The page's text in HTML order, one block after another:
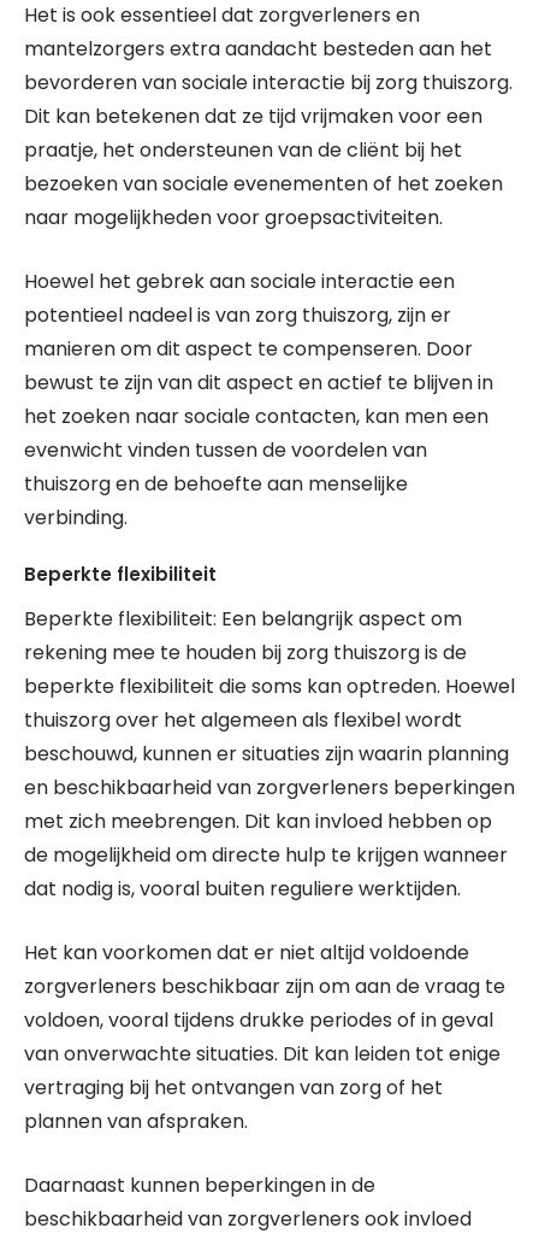
Het is ook essentieel dat zorgverleners en
mantelzorgers extra aandacht besteden aan het
bevorderen van sociale interactie bij zorg thuiszorg.
Dit kan betekenen dat ze tijd vrijmaken voor een
praatje, het ondersteunen van de cliënt bij het
bezoeken van sociale evenementen of het zoeken
naar mogelijkheden voor groepsactiviteiten.
Hoewel het gebrek aan sociale interactie een
potentieel nadeel is van zorg thuiszorg, zijn er
manieren om dit aspect te compenseren. Door
bewust te zijn van dit aspect en actief te blijven in
het zoeken naar sociale contacten, kan men een
evenwicht vinden tussen de voordelen van
thuiszorg en de behoefte aan menselijke
verbinding.
Beperkte flexibiliteit
Beperkte flexibiliteit: Een belangrijk aspect om
rekening mee te houden bij zorg thuiszorg is de
beperkte flexibiliteit die soms kan optreden. Hoewel
thuiszorg over het algemeen als flexibel wordt
beschouwd, kunnen er situaties zijn waarin planning
en beschikbaarheid van zorgverleners beperkingen
met zich meebrengen. Dit kan invloed hebben op
de mogelijkheid om directe hulp te krijgen wanneer
dat nodig is, vooral buiten reguliere werktijden.
Het kan voorkomen dat er niet altijd voldoende
zorgverleners beschikbaar zijn om aan de vraag te
voldoen, vooral tijdens drukke periodes of in geval
van onverwachte situaties. Dit kan leiden tot enige
vertraging bij het ontvangen van zorg of het
plannen van afspraken.
Daarnaast kunnen beperkingen in de
beschikbaarheid van zorgverleners ook invloed